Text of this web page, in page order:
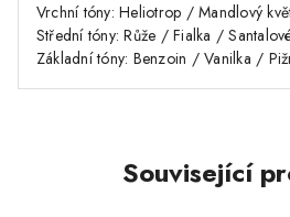
Vrchní tóny: Heliotrop / Mandlový
Střední tóny: Růže / Fialka /
Základní tóny: Benzoin / Vanilka /
Související